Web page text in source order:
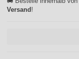
Versand!